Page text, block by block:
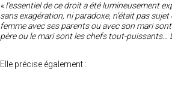
« l’essentiel de ce droit a été lumineusement
sans exagération, ni paradoxe, n’était pas
femme avec ses parents ou avec son mari
père ou le mari sont les chefs tout-puissants…
Elle précise également :